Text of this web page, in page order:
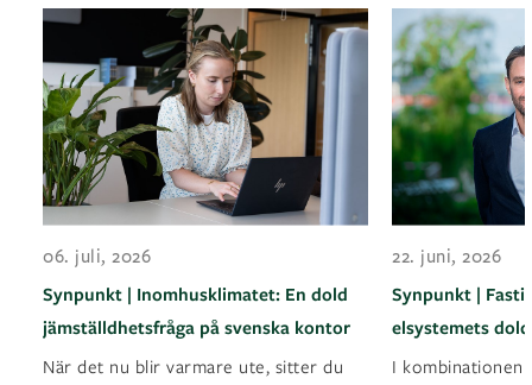
06. juli, 2026
Synpunkt | Inomhusklimatet: En dold
jämställdhetsfråga på svenska kontor
När det nu blir varmare ute, sitter du
22. juni, 2026
Synpunkt |
elsystemets
I kombinationen